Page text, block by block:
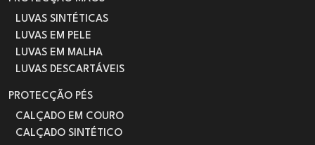
LUVAS SINTÉTICAS
LUVAS EM PELE
LUVAS EM MALHA
LUVAS DESCARTÁVEIS
PROTECÇÃO PÉS
CALÇADO EM COURO
CALÇADO SINTÉTICO